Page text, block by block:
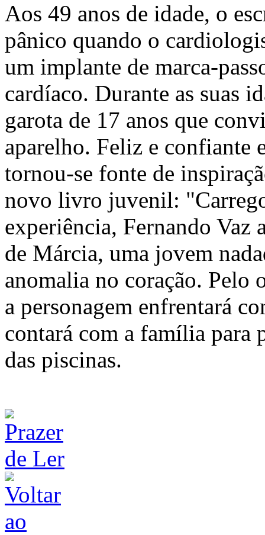
Aos 49 anos de idade, o
pânico quando o
um implante de marca-
cardíaco. Durante as suas
garota de 17 anos que
aparelho. Feliz e confiante
tornou-se fonte de
novo livro juvenil:
experiência, Fernando Vaz
de Márcia, uma jovem
anomalia no coração. Pelo
a personagem enfrentará
contará com a família para
das piscinas.